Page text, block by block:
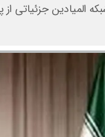
المیادین جزئیاتی